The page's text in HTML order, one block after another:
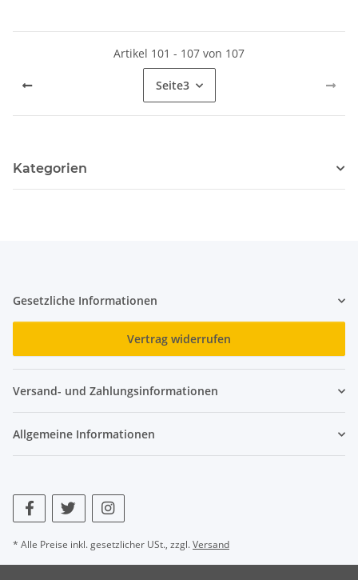
Artikel 101 - 107 von 107
Seite3
Kategorien
Gesetzliche Informationen
Vertrag widerrufen
Versand- und Zahlungsinformationen
Allgemeine Informationen
* Alle Preise inkl. gesetzlicher USt., zzgl.Versand